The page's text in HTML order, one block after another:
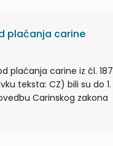
plaćanja carine
plaćanja carine iz čl. 187
teksta: CZ) bili su do 1.
Carinskog zakona